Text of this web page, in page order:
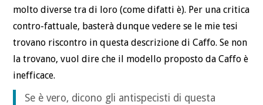
molto diverse tra di loro (come difatti è). Per una critica
contro-fattuale, basterà dunque vedere se le mie tesi
trovano riscontro in questa descrizione di Caffo. Se non
la trovano, vuol dire che il modello proposto da Caffo è
inefficace.
Se è vero, dicono gli antispecisti di questa